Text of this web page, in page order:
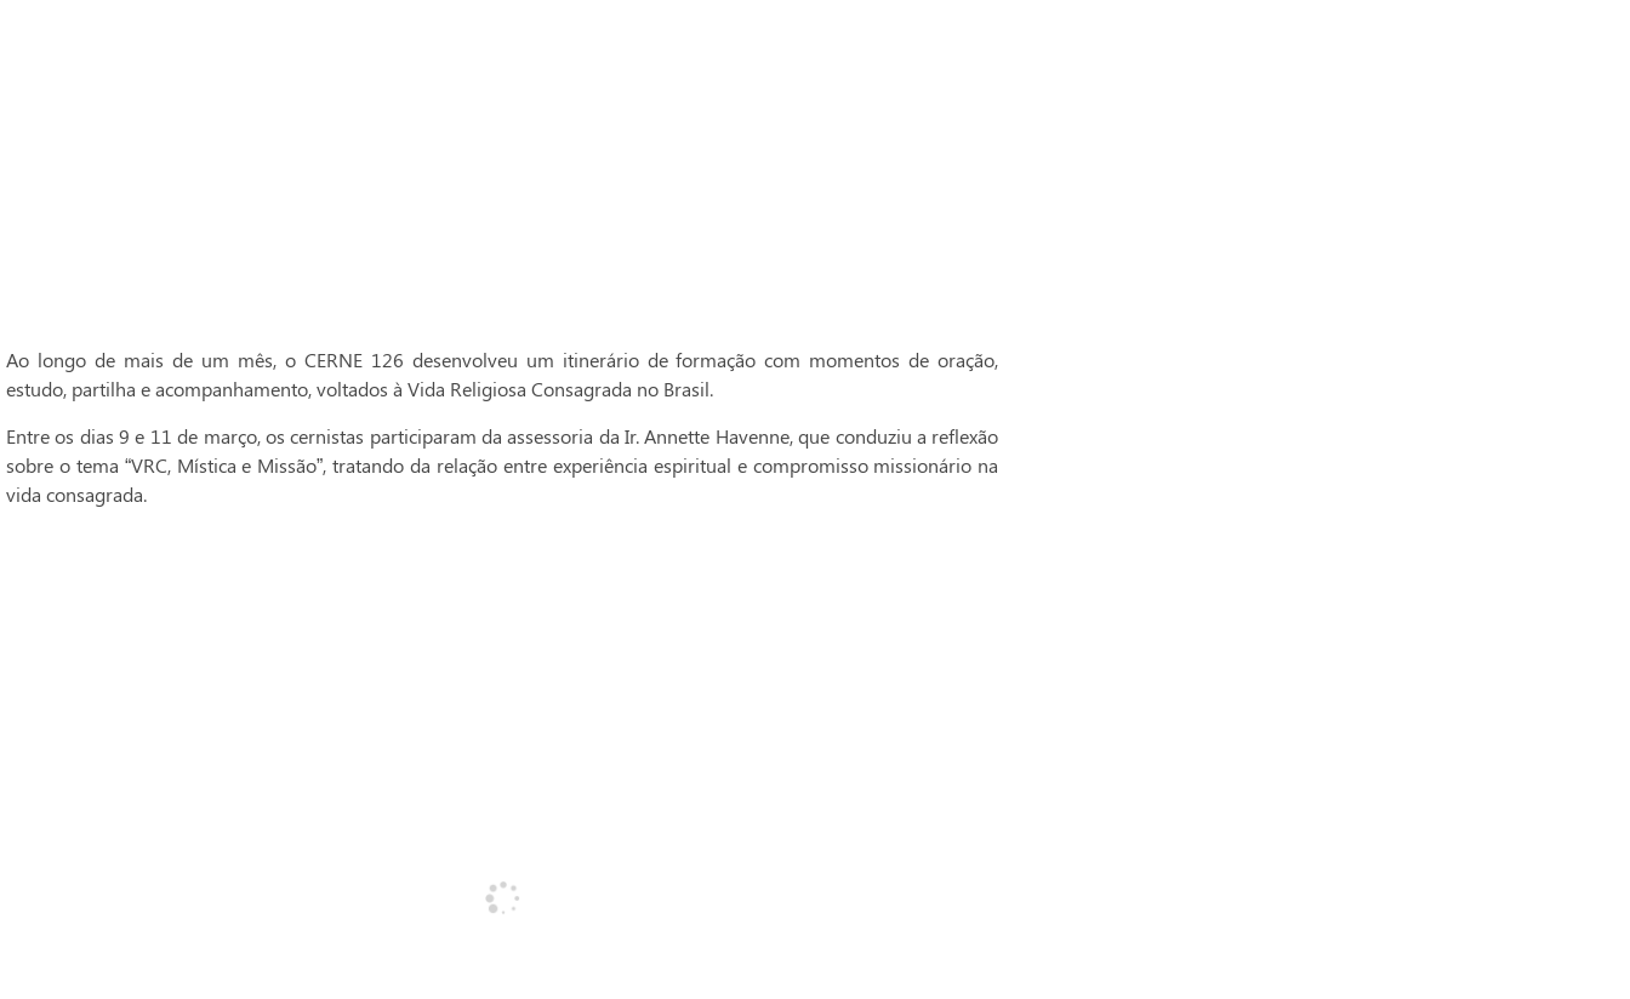
Ao longo de mais de um mês, o CERNE 126 desenvolveu um itinerário de formação com momentos de oração,
estudo, partilha e acompanhamento, voltados à Vida Religiosa Consagrada no Brasil.
Entre os dias 9 e 11 de março, os cernistas participaram da assessoria da Ir. Annette Havenne, que conduziu a reflexão
sobre o tema “VRC, Mística e Missão”, tratando da relação entre experiência espiritual e compromisso missionário na
vida consagrada.